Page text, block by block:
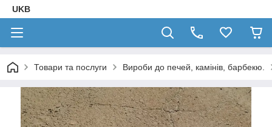
UKB
Товари та послуги Вироби до печей, камінів, барбекю.